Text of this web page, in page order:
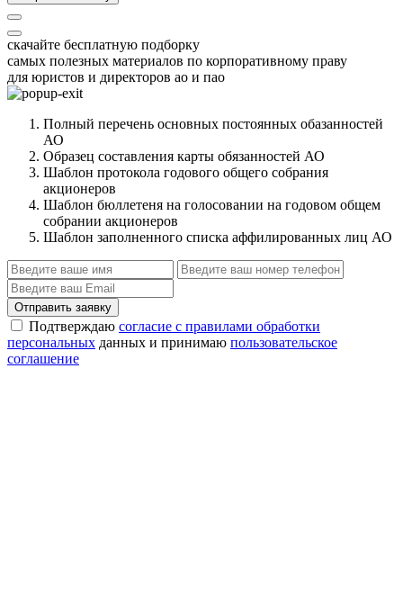
скачайте бесплатную подборку
самых полезных материалов по корпоративному праву
для юристов и директоров ао и пао
Полный перечень основных постоянных обазанностей
АО
Образец составления карты обязанностей АО
Шаблон протокола годового общего собрания
акционеров
Шаблон бюллетеня на голосовании на годовом общем
собрании акционеров
Шаблон заполненного списка аффилированных лиц АО
Отправить заявку
Подтверждаю согласие с правилами обработки
персональных данных и принимаю пользовательское
соглашение